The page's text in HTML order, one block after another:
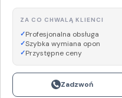
ZA CO CHWALĄ KLIENCI
Profesjonalna obsługa
Szybka wymiana opon
Przystępne ceny
Zadzwoń